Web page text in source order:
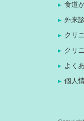
食道
外来
クリ
クリ
よく
個人